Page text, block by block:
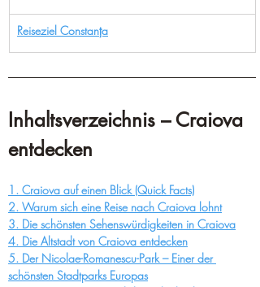
Reiseziel Constanța
Inhaltsverzeichnis – Craiova
entdecken
1. Craiova auf einen Blick (Quick Facts)
2. Warum sich eine Reise nach Craiova lohnt
3. Die schönsten Sehenswürdigkeiten in Craiova
4. Die Altstadt von Craiova entdecken
5. Der Nicolae-Romanescu-Park – Einer der
schönsten Stadtparks Europas